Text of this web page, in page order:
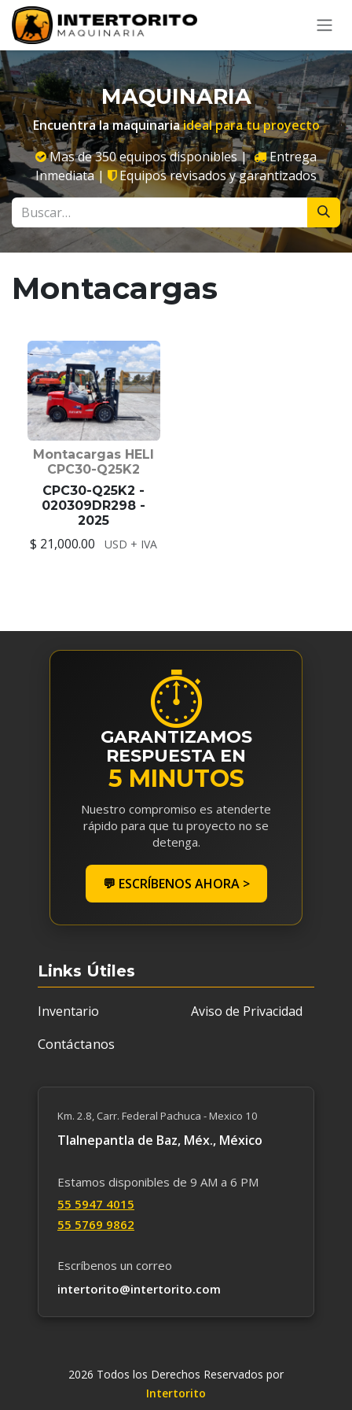
Ir al contenido
MAQUINARIA
Encuentra la maquinariaideal para tu proyecto
Mas de 350 equipos disponibles |
Entrega
Inmediata | Equipos revisados y garantizados
Montacargas
Montacargas HELI
CPC30-Q25K2
CPC30-Q25K2 -
020309DR298 -
2025
$ 21,000.00 USD + IVA
⏱
GARANTIZAMOS
RESPUESTA EN
5 MINUTOS
Nuestro compromiso es atenderte
rápido para que tu proyecto no se
detenga.
💬 ESCRÍBENOS AHORA >
Links Útiles
Inventario
Contáctanos
Aviso de Privacidad
Km. 2.8, Carr. Federal Pachuca - Mexico 10
Tlalnepantla de Baz, Méx., México
Estamos disponibles de 9 AM a 6 PM
55 59​47 4015
55 5769 9862
Escríbenos un correo
intertorito@intertorito.com
2026 Todos los Derechos Reservados por
Intertorito